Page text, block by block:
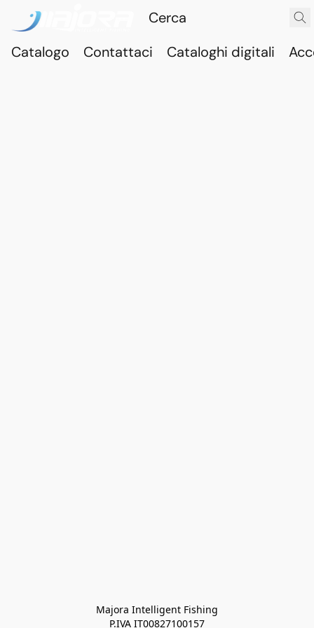
Catalogo Contattaci Cataloghi digitali
Majora Intelligent Fishing
P.IVA IT00827100157